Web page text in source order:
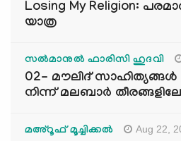
Losing My Religion:
യാത്ര
സൽമാനുൽ ഫാരിസി ഹുദവി
02- മൗലിദ്
നിന്ന് മലബാർ
മഅ്റൂഫ് മൂച്ചിക്കല്‍ Aug 22,